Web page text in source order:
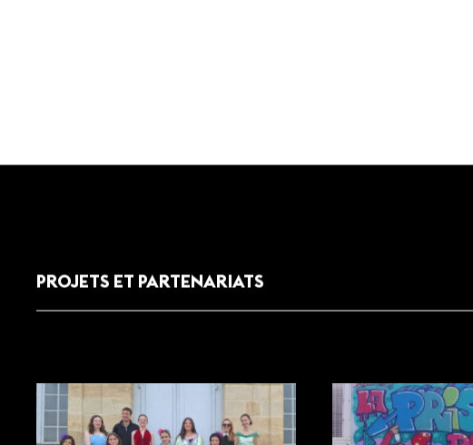
PROJETS ET PARTENARIATS